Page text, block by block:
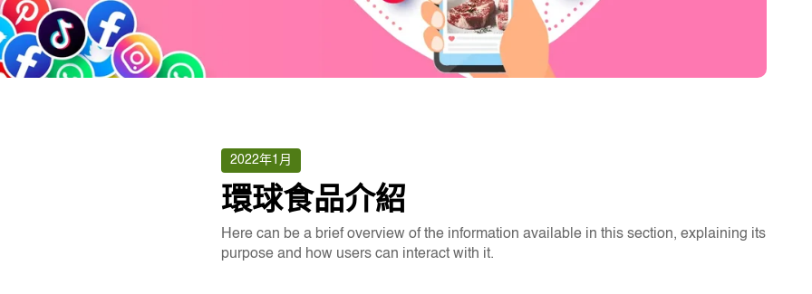
2022年1月
環球食品介紹
Here can be a brief overview of the information available in this section, explaining its
purpose and how users can interact with it.